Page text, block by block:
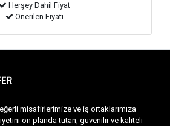
Herşey Dahil Fiyat
Önerilen Fiyatı
misafirlerimize ve iş ortaklarımıza
ön planda tutan, güvenilir ve kaliteli